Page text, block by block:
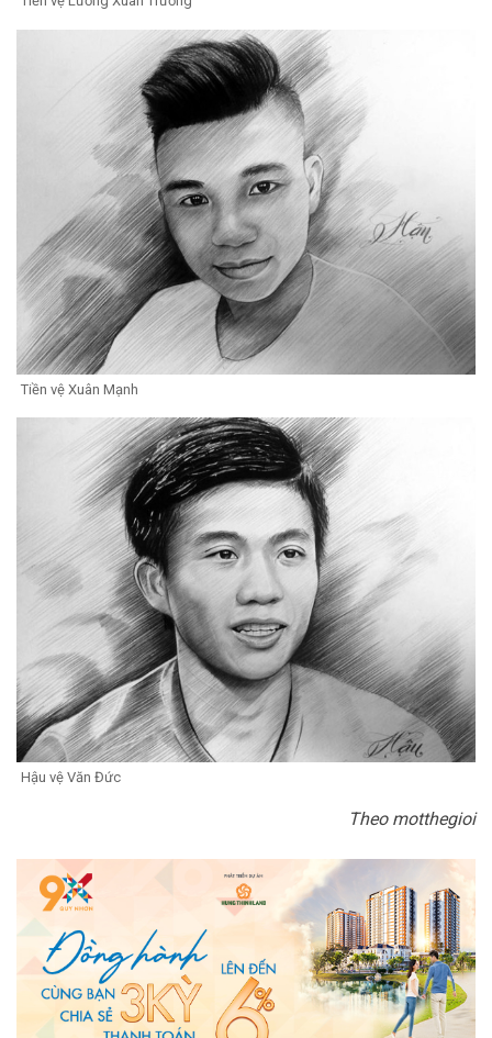
Tiền vệ Xuân Mạnh
Hậu vệ Văn Đức
Theo motthegioi